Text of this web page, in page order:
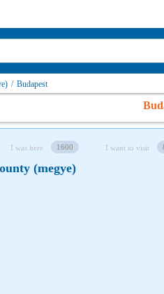
/ Budapest
I was here 1600 I want to visit
(megye)